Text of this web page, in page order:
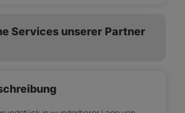
Services unserer Partner